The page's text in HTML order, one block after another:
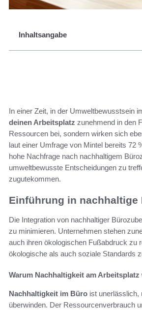
Inhaltsangabe
In einer Zeit, in der Umweltbewusstsein
deinen Arbeitsplatz zunehmend in den
Ressourcen bei, sondern wirken sich
laut einer Umfrage von Mintel bereits 72
hohe Nachfrage nach nachhaltigem
umweltbewusste Entscheidungen zu
zugutekommen.
Einführung in nachhaltige
Die Integration von nachhaltiger
zu minimieren. Unternehmen stehen
auch ihren ökologischen Fußabdruck zu
ökologische als auch soziale Standards
Warum Nachhaltigkeit am
Nachhaltigkeit im Büro ist unerlässlich,
überwinden. Der Ressourcenverbrauch